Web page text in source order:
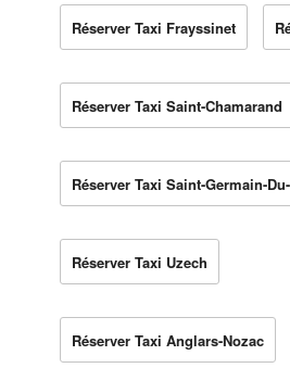
Réserver Taxi Frayssinet
Réserver Taxi Saint-Chamarand
Réserver Taxi Saint-Germain-
Réserver Taxi Uzech
Réserver Taxi Anglars-Nozac